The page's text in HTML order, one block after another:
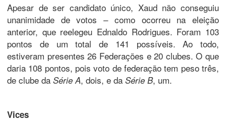
Apesar de ser candidato único, Xaud não conseguiu
unanimidade de votos – como ocorreu na eleição
anterior, que reelegeu Ednaldo Rodrigues. Foram 103
pontos de um total de 141 possíveis. Ao todo,
estiveram presentes 26 Federações e 20 clubes. O que
daria 108 pontos, pois voto de federação tem peso três,
de clube da Série A, dois, e da Série B, um.
Vices